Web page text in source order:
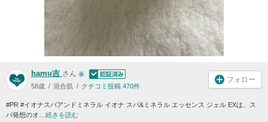
hamu吉 さん
58歳 混合肌 クチコミ投稿 470件
フォロー
#PR #イオナスパアンドミネラル イオナ スパ&ミネラル エッセンス ジェル EXは、ス
パ発想のオ… 続きを読む